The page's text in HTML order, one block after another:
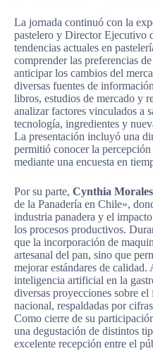
La jornada continuó con la
pastelero y Director Ejecutivo
tendencias actuales en
comprender las preferencias
anticipar los cambios del
diversas fuentes de
libros, estudios de mercado y
analizar factores vinculados a
tecnología, ingredientes y
La presentación incluyó una
permitió conocer la
mediante una encuesta en
Por su parte, Cynthia Morales
de la Panadería en Chile»,
industria panadera y el
los procesos productivos.
que la incorporación de
artesanal del pan, sino que
mejorar estándares de
inteligencia artificial en la
diversas proyecciones sobre
nacional, respaldadas por
Como cierre de su
una degustación de distintos
excelente recepción entre el